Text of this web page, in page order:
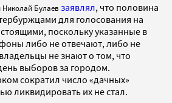
Булаев заявлял, что половина
для голосования на
поскольку указанные в
либо не отвечают, либо не
не знают о том, что
выборов за городом.
сократил число «дачных»
ликвидировать их не стал.